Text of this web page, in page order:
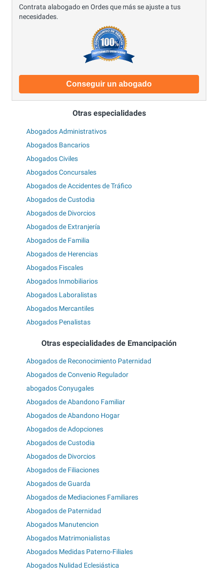
Contrata alabogado en Ordes que más se ajuste a tus
necesidades.
Conseguir un abogado
Otras especialidades
Abogados Administrativos
Abogados Bancarios
Abogados Civiles
Abogados Concursales
Abogados de Accidentes de Tráfico
Abogados de Custodia
Abogados de Divorcios
Abogados de Extranjería
Abogados de Familia
Abogados de Herencias
Abogados Fiscales
Abogados Inmobiliarios
Abogados Laboralistas
Abogados Mercantiles
Abogados Penalistas
Otras especialidades de Emancipación
Abogados de Reconocimiento Paternidad
Abogados de Convenio Regulador
abogados Conyugales
Abogados de Abandono Familiar
Abogados de Abandono Hogar
Abogados de Adopciones
Abogados de Custodia
Abogados de Divorcios
Abogados de Filiaciones
Abogados de Guarda
Abogados de Mediaciones Familiares
Abogados de Paternidad
Abogados Manutencion
Abogados Matrimonialistas
Abogados Medidas Paterno-Filiales
Abogados Nulidad Eclesiástica